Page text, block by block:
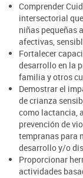
Comprender
intersectorial
niñas pequeñas
afectivas,
Fortalecer
desarrollo en la
familia y otros
Demostrarel
de crianza
como lactancia,
prevención de
tempranas para
desarrollo y/o
Proporcionar
actividades